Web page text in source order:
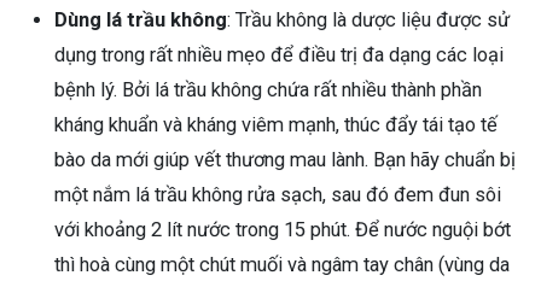
Dùng lá trầu không: Trầu không là dược liệu được sử
dụng trong rất nhiều mẹo để điều trị đa dạng các loại
bệnh lý. Bởi lá trầu không chứa rất nhiều thành phần
kháng khuẩn và kháng viêm mạnh, thúc đẩy tái tạo tế
bào da mới giúp vết thương mau lành. Bạn hãy chuẩn bị
một nắm lá trầu không rửa sạch, sau đó đem đun sôi
với khoảng 2 lít nước trong 15 phút. Để nước nguội bớt
thì hoà cùng một chút muối và ngâm tay chân (vùng da